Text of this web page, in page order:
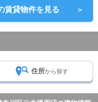
賃貸物件を見る ＞
住所から探す